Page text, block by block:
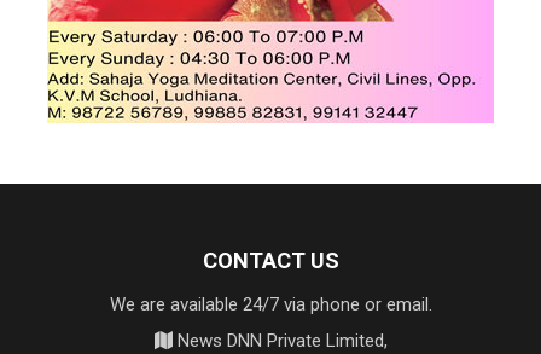
CONTACT US
We are available 24/7 via phone or email.
News DNN Private Limited,